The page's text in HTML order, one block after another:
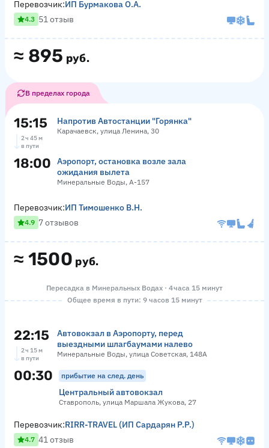
≈ 895 руб.
Перевозчик:ИП Бурмакова О.А.
4.3 51 отзыв
В пределах города
15:15 Напротив Автостанции "Горянка"
Карачаевск, улица Ленина, 30
2 ч 45 м
в пути
18:00
Аэропорт, остановка возле зала
ожидания вылета
Минеральные Воды, А-157
≈ 1500 руб.
Перевозчик:ИП Тимошенко В.Н.
4.9 7 отзывов
Пересадка в Минеральных Водах · 4 часа 15 минут
Общее время в пути: 9 часов 15 минут
22:15
Автовокзал в Аэропорту, перед
выездными шлагбаумами налево
Минеральные Воды, улица Советская, 148А
2 ч 15 м
в пути
00:30 прибытие на след. день
Центральный автовокзал
Ставрополь, улица Маршала Жукова, 27
Перевозчик:RIRR-TRAVEL (ИП Сардарян Р.Р.)
4.7 41 отзыв